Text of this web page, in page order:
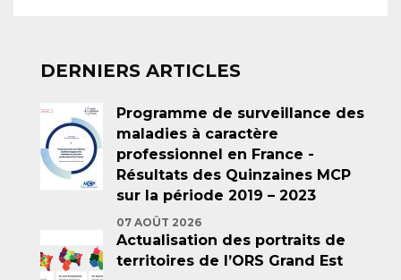
DERNIERS ARTICLES
Programme de surveillance des
maladies à caractère
professionnel en France -
Résultats des Quinzaines MCP
sur la période 2019 – 2023
07 AOÛT 2026
Actualisation des portraits de
territoires de l’ORS Grand Est